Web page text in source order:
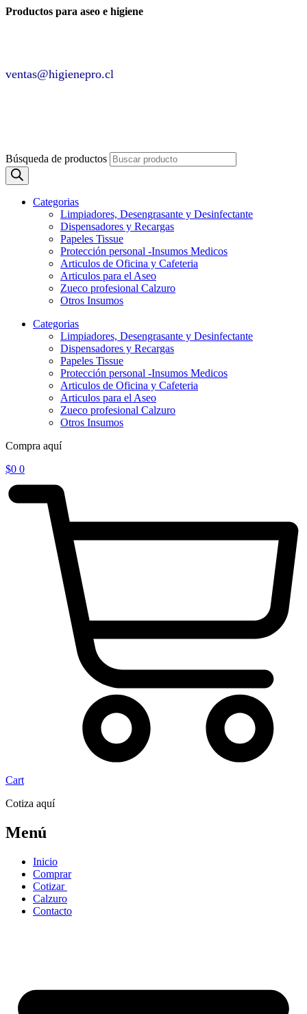
Productos para aseo e higiene
ventas@higienepro.cl
Búsqueda de productos
Categorias
Limpiadores, Desengrasante y Desinfectante
Dispensadores y Recargas
Papeles Tissue
Protección personal -Insumos Medicos
Articulos de Oficina y Cafeteria
Articulos para el Aseo
Zueco profesional Calzuro
Otros Insumos
Categorias
Limpiadores, Desengrasante y Desinfectante
Dispensadores y Recargas
Papeles Tissue
Protección personal -Insumos Medicos
Articulos de Oficina y Cafeteria
Articulos para el Aseo
Zueco profesional Calzuro
Otros Insumos
Compra aquí
$0 0
Cart
Cotiza aquí
Menú
Inicio
Comprar
Cotizar
Calzuro
Contacto